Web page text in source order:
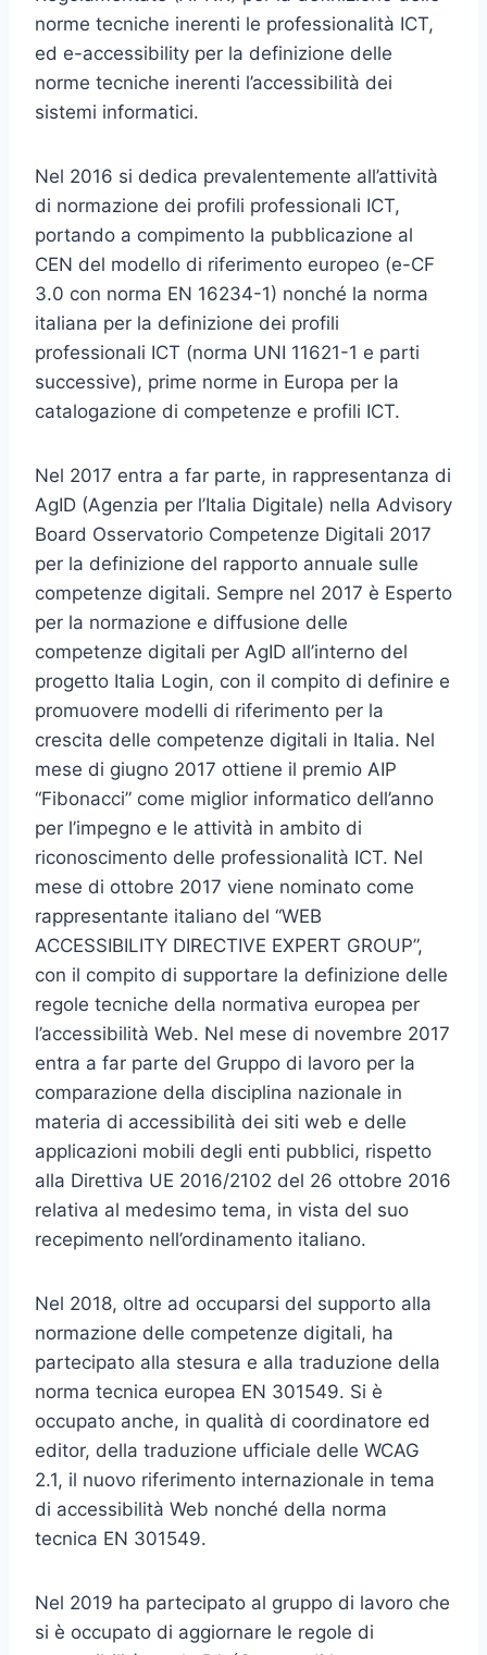
norme tecniche inerenti le professionalità ICT,
ed e-accessibility per la definizione delle
norme tecniche inerenti l’accessibilità dei
sistemi informatici.
Nel 2016 si dedica prevalentemente all’attività
di normazione dei profili professionali ICT,
portando a compimento la pubblicazione al
CEN del modello di riferimento europeo (e-CF
3.0 con norma EN 16234-1) nonché la norma
italiana per la definizione dei profili
professionali ICT (norma UNI 11621-1 e parti
successive), prime norme in Europa per la
catalogazione di competenze e profili ICT.
Nel 2017 entra a far parte, in rappresentanza di
AgID (Agenzia per l’Italia Digitale) nella Advisory
Board Osservatorio Competenze Digitali 2017
per la definizione del rapporto annuale sulle
competenze digitali. Sempre nel 2017 è Esperto
per la normazione e diffusione delle
competenze digitali per AgID all’interno del
progetto Italia Login, con il compito di definire e
promuovere modelli di riferimento per la
crescita delle competenze digitali in Italia. Nel
mese di giugno 2017 ottiene il premio AIP
“Fibonacci” come miglior informatico dell’anno
per l’impegno e le attività in ambito di
riconoscimento delle professionalità ICT. Nel
mese di ottobre 2017 viene nominato come
rappresentante italiano del “WEB
ACCESSIBILITY DIRECTIVE EXPERT GROUP”,
con il compito di supportare la definizione delle
regole tecniche della normativa europea per
l’accessibilità Web. Nel mese di novembre 2017
entra a far parte del Gruppo di lavoro per la
comparazione della disciplina nazionale in
materia di accessibilità dei siti web e delle
applicazioni mobili degli enti pubblici, rispetto
alla Direttiva UE 2016/2102 del 26 ottobre 2016
relativa al medesimo tema, in vista del suo
recepimento nell’ordinamento italiano.
Nel 2018, oltre ad occuparsi del supporto alla
normazione delle competenze digitali, ha
partecipato alla stesura e alla traduzione della
norma tecnica europea EN 301549. Si è
occupato anche, in qualità di coordinatore ed
editor, della traduzione ufficiale delle WCAG
2.1, il nuovo riferimento internazionale in tema
di accessibilità Web nonché della norma
tecnica EN 301549.
Nel 2019 ha partecipato al gruppo di lavoro che
si è occupato di aggiornare le regole di